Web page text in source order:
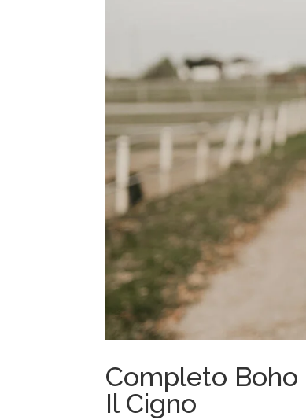
Completo Boho
Il Cigno